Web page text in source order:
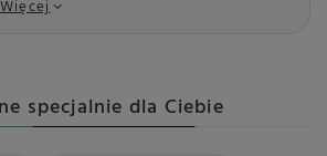
Więcej
specjalnie dla Ciebie